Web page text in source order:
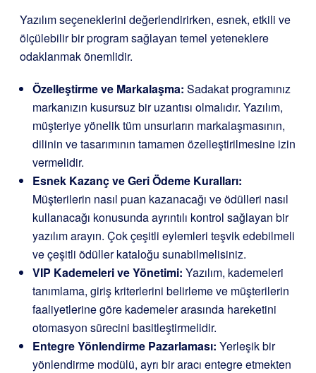
Yazılım seçeneklerini değerlendirirken, esnek, etkili ve
ölçülebilir bir program sağlayan temel yeteneklere
odaklanmak önemlidir.
Özelleştirme ve Markalaşma: Sadakat programınız
markanızın kusursuz bir uzantısı olmalıdır. Yazılım,
müşteriye yönelik tüm unsurların markalaşmasının,
dilinin ve tasarımının tamamen özelleştirilmesine izin
vermelidir.
Esnek Kazanç ve Geri Ödeme Kuralları:
Müşterilerin nasıl puan kazanacağı ve ödülleri nasıl
kullanacağı konusunda ayrıntılı kontrol sağlayan bir
yazılım arayın. Çok çeşitli eylemleri teşvik edebilmeli
ve çeşitli ödüller kataloğu sunabilmelisiniz.
VIP Kademeleri ve Yönetimi: Yazılım, kademeleri
tanımlama, giriş kriterlerini belirleme ve müşterilerin
faaliyetlerine göre kademeler arasında hareketini
otomasyon sürecini basitleştirmelidir.
Entegre Yönlendirme Pazarlaması: Yerleşik bir
yönlendirme modülü, ayrı bir aracı entegre etmekten